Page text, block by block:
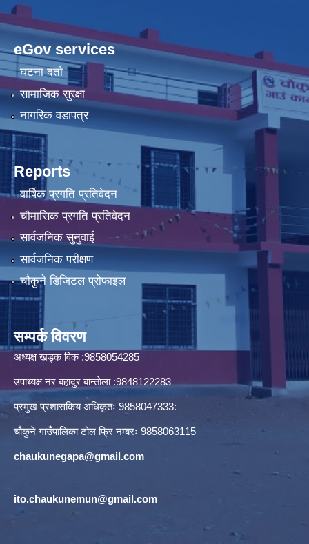
eGov services
घटना दर्ता
सामाजिक सुरक्षा
नागरिक वडापत्र
Reports
वार्षिक प्रगति प्रतिवेदन
चौमासिक प्रगति प्रतिवेदन
सार्वजनिक सुनुवाई
सार्वजनिक परीक्षण
चौकुने डिजिटल प्रोफाइल
सम्पर्क विवरण
अध्यक्ष खड्क विक :9858054285
उपाध्यक्ष नर बहादुर बान्ताेला :9848122283
प्रमुख प्रशासकिय अधिकृतः 9858047333:
चौकुने गाउँपालिका टोल फ्रि नम्बरः 9858063115
chaukunegapa@gmail.com
ito.chaukunemun@gmail.com